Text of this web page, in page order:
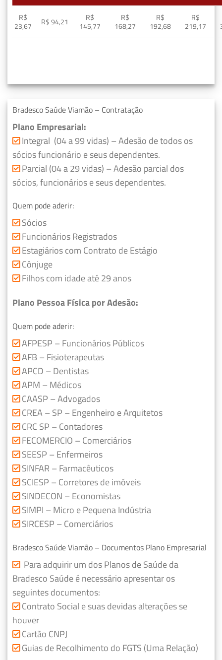
R$
23,67
R$ 94,21
R$
145,77
R$
168,27
R$
192,68
R$
219,17
Bradesco Saúde Viamão – Contratação
Plano Empresarial:
Integral (04 a 99 vidas) – Adesão de todos os
sócios funcionário e seus dependentes.
Parcial (04 a 29 vidas) – Adesão parcial dos
sócios, funcionários e seus dependentes.
Quem pode aderir:
Sócios
Funcionários Registrados
Estagiários com Contrato de Estágio
Cônjuge
Filhos com idade até 29 anos
Plano Pessoa Física por Adesão:
Quem pode aderir:
AFPESP – Funcionários Públicos
AFB – Fisioterapeutas
APCD – Dentistas
APM – Médicos
CAASP – Advogados
CREA – SP – Engenheiro e Arquitetos
CRC SP – Contadores
FECOMERCIO – Comerciários
SEESP – Enfermeiros
SINFAR – Farmacêuticos
SCIESP – Corretores de imóveis
SINDECON – Economistas
SIMPI – Micro e Pequena Indústria
SIRCESP – Comerciários
Bradesco Saúde Viamão – Documentos Plano Empresarial
Para adquirir um dos Planos de Saúde da
Bradesco Saúde é necessário apresentar os
seguintes documentos:
Contrato Social e suas devidas alterações se
houver
Cartão CNPJ
Guias de Recolhimento do FGTS (Uma Relação)